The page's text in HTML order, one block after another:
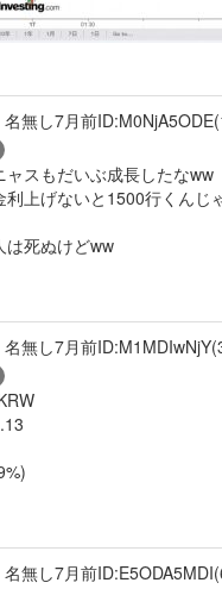
名無し7月前
ャスもだいぶ成長したなww
利上げないと1500行くんじ
は死ぬけどww
名無し7月前
名無し7月前